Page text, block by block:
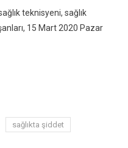
teknisyeni, sağlık
15 Mart 2020 Pazar
sağlıkta şiddet